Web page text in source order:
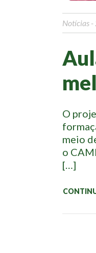
Notícias -
O
meio
o
[…]